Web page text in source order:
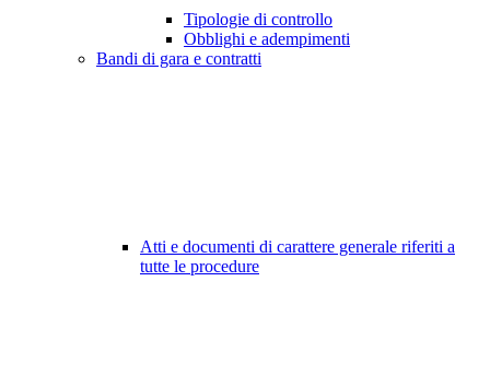
Tipologie di controllo
Obblighi e adempimenti
Bandi di gara e contratti
Atti e documenti di carattere generale riferiti a
tutte le procedure